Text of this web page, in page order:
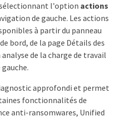
l'option actions
de gauche. Les actions
à partir du panneau
bord, de la page Détails des
de la charge de travail
approfondi et permet
fonctionnalités de
anti-ransomwares, Unified